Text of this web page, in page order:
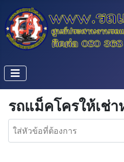
รถแม็คโครให้เช่
ใส่หัวข้อที่ต้องการ